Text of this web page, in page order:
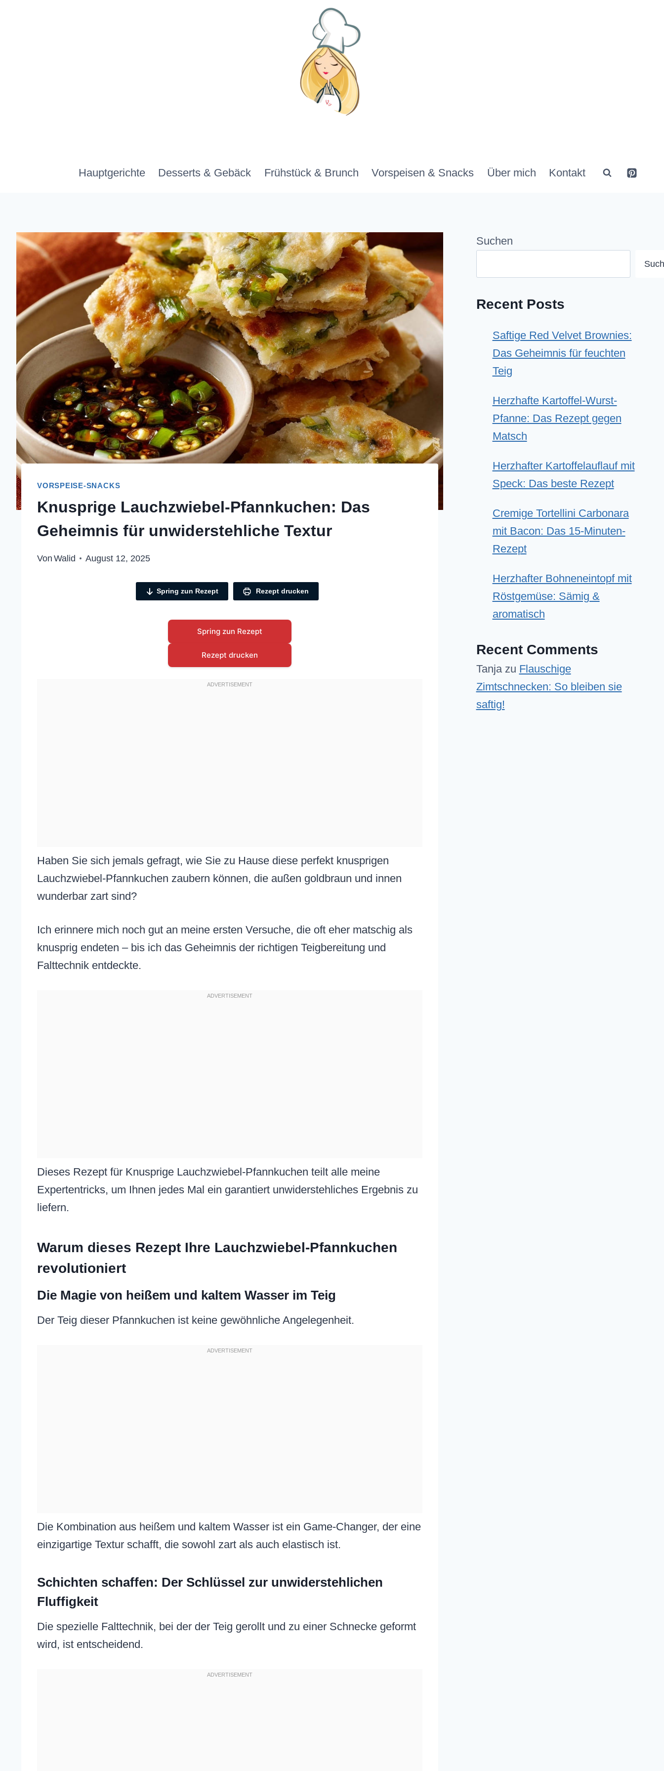
Hauptgerichte Desserts & Gebäck Frühstück & Brunch Vorspeisen & Snacks Über mich Kontakt
VORSPEISE-SNACKS
Knusprige Lauchzwiebel-Pfannkuchen: Das
Geheimnis für unwiderstehliche Textur
Von Walid August 12, 2025
Spring zun Rezept Rezept drucken
Spring zun Rezept
Rezept drucken
Haben Sie sich jemals gefragt, wie Sie zu Hause diese perfekt knusprigen
Lauchzwiebel-Pfannkuchen zaubern können, die außen goldbraun und innen
wunderbar zart sind?
Ich erinnere mich noch gut an meine ersten Versuche, die oft eher matschig als
knusprig endeten – bis ich das Geheimnis der richtigen Teigbereitung und
Falttechnik entdeckte.
Dieses Rezept für Knusprige Lauchzwiebel-Pfannkuchen teilt alle meine
Expertentricks, um Ihnen jedes Mal ein garantiert unwiderstehliches Ergebnis zu
liefern.
Warum dieses Rezept Ihre Lauchzwiebel-Pfannkuchen
revolutioniert
Die Magie von heißem und kaltem Wasser im Teig
Der Teig dieser Pfannkuchen ist keine gewöhnliche Angelegenheit.
Die Kombination aus heißem und kaltem Wasser ist ein Game-Changer, der eine
einzigartige Textur schafft, die sowohl zart als auch elastisch ist.
Schichten schaffen: Der Schlüssel zur unwiderstehlichen
Fluffigkeit
Die spezielle Falttechnik, bei der der Teig gerollt und zu einer Schnecke geformt
wird, ist entscheidend.
Suchen
Recent Posts
Saftige Red Velvet Brownies:
Das Geheimnis für feuchten
Teig
Herzhafte Kartoffel-Wurst-
Pfanne: Das Rezept gegen
Matsch
Herzhafter Kartoffelauflauf mit
Speck: Das beste Rezept
Cremige Tortellini Carbonara
mit Bacon: Das 15-Minuten-
Rezept
Herzhafter Bohneneintopf mit
Röstgemüse: Sämig &
aromatisch
Recent Comments
Tanjazu Flauschige
Zimtschnecken: So bleiben sie
saftig!